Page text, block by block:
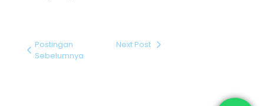
Postingan
Sebelumnya
Next Post